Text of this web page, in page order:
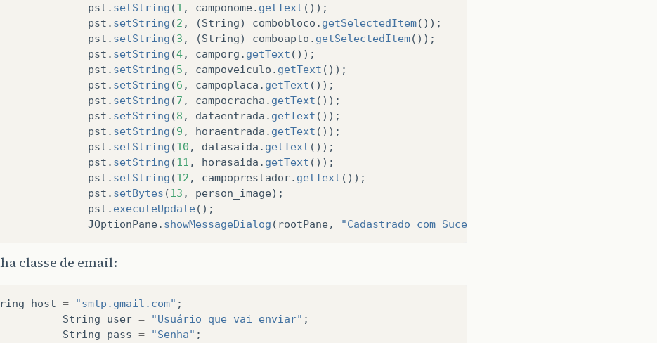
pst . setString (1 , camponome. getText ());
pst . setString (2 , (String) combobloco . getSelectedItem());
pst . setString (3 , (String) comboapto . getSelectedItem());
pst . setString (4, camporg . getText ());
pst . setString (5 , campoveiculo . getText ());
pst . setString (6 , campoplaca . getText ());
pst . setString (7 , campocracha . getText ());
pst . setString (8 , dataentrada . getText ());
pst . setString (9 , horaentrada . getText ());
pst . setString (10 , datasaida . getText ());
pst . setString (11 , horasaida . getText ());
pst . setString (12 , campoprestador. getText ());
pst . setBytes (13 , person_image);
pst . executeUpdate();
JOptionPane. showMessageDialog ( rootPane, "Cadastrado com Sucesso"
classe de email:
host = "smtp.gmail.com" ;
String
user = "Usuário que vai enviar" ;
String
pass = "Senha" ;